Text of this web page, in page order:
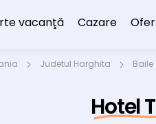
vacanţă Cazare
Judetul Harghita
Hotel